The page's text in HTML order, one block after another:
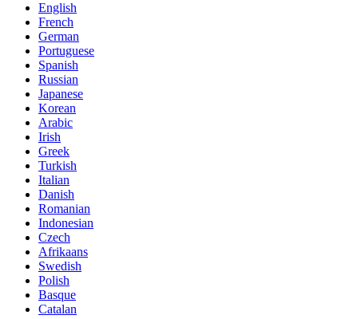
English
French
German
Portuguese
Spanish
Russian
Japanese
Korean
Arabic
Irish
Greek
Turkish
Italian
Danish
Romanian
Indonesian
Czech
Afrikaans
Swedish
Polish
Basque
Catalan